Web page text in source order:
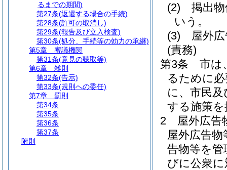
(2)
掲出
いう。
(3)
屋外
(責務)
第3条
市は
るために
に、市民
する施策
2
屋外広告
屋外広告
告物等を
びに公衆
るまでの期間)
第27条(返還する場合の手続)
第28条(許可の取消し)
第29条(報告及び立入検査)
第30条(処分、手続等の効力の承継)
第5章
審議機関
第31条(意見の聴取等)
第6章
雑則
第32条(告示)
第33条(規則への委任)
第7章
罰則
第34条
第35条
第36条
第37条
附則